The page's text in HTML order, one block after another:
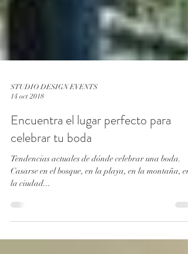
STUDIO DESIGN EVENTS
14 oct 2018
Encuentra el lugar perfecto para
celebrar tu boda
Casarse en el bosque, en la playa, en la montaña, en